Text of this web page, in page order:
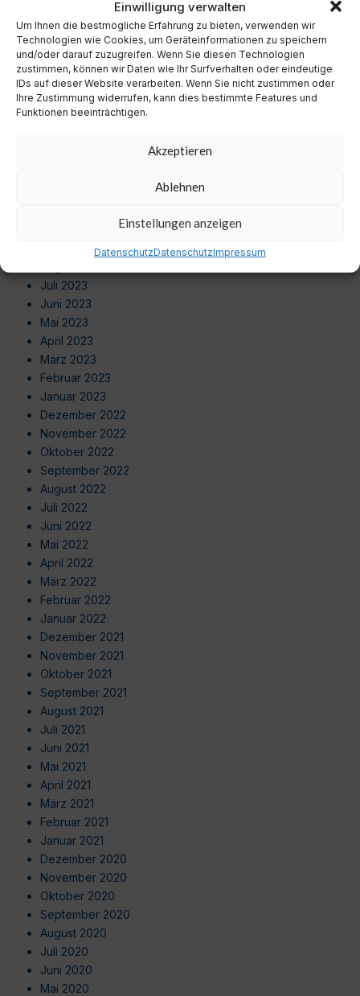
Einwilligung verwalten
Um Ihnen die bestmögliche Erfahrung zu bieten, verwenden wir
Technologien wie Cookies, um Geräteinformationen zu speichern
und/oder darauf zuzugreifen. Wenn Sie diesen Technologien
zustimmen, können wir Daten wie Ihr Surfverhalten oder eindeutige
IDs auf dieser Website verarbeiten. Wenn Sie nicht zustimmen oder
Ihre Zustimmung widerrufen, kann dies bestimmte Features und
Funktionen beeinträchtigen.
Akzeptieren
Ablehnen
Einstellungen anzeigen
DatenschutzDatenschutzImpressum
September 2024
August 2024
Juli 2024
Juni 2024
Mai 2024
April 2024
September 2023
Juli 2023
Juni 2023
Mai 2023
April 2023
März 2023
Februar 2023
Januar 2023
Dezember 2022
November 2022
Oktober 2022
September 2022
August 2022
Juli 2022
Juni 2022
Mai 2022
April 2022
März 2022
Februar 2022
Januar 2022
Dezember 2021
November 2021
Oktober 2021
September 2021
August 2021
Juli 2021
Juni 2021
Mai 2021
April 2021
März 2021
Februar 2021
Januar 2021
Dezember 2020
November 2020
Oktober 2020
September 2020
August 2020
Juli 2020
Juni 2020
Mai 2020